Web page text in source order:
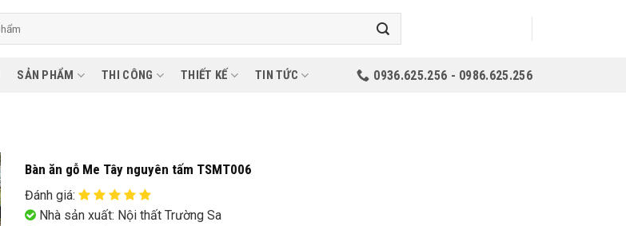
SẢN PHẨM THI CÔNG THIẾT KẾ TIN TỨC 0936.625.256 - 0986.625.256
Bàn ăn gỗ Me Tây nguyên tấm TSMT006
Đánh giá:
Nhà sản xuất: Nội thất Trường Sa